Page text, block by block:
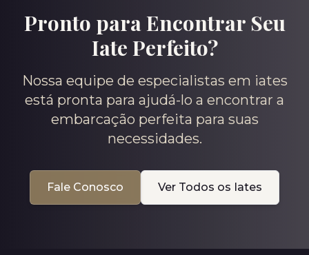
Pronto para Encontrar Seu
Iate Perfeito?
Nossa equipe de especialistas em iates
está pronta para ajudá-lo a encontrar a
embarcação perfeita para suas
necessidades.
Fale Conosco Ver Todos os Iates